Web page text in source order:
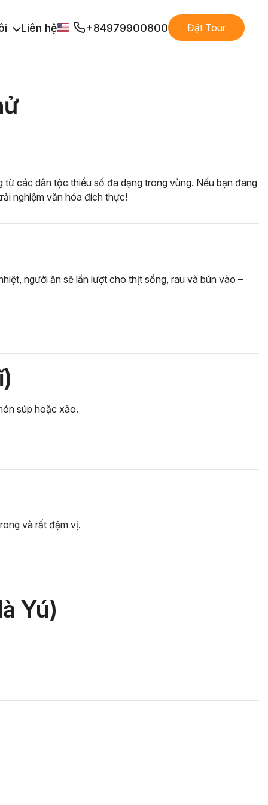
Liên hệ +84979900800 Đặt Tour
các dân tộc thiểu số đa dạng trong vùng. Nếu bạn đang
nghiệm văn hóa đích thực!
người ăn sẽ lần lượt cho thịt sống, rau và bún vào –
súp hoặc xào.
và rất đậm vị.
Yú)